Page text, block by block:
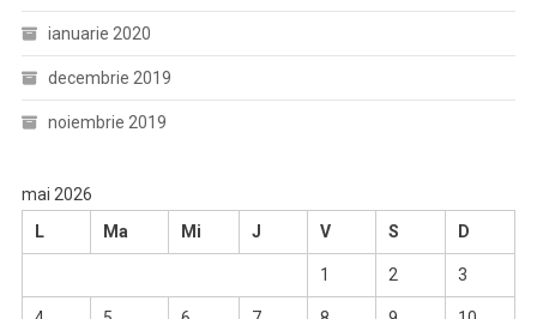
ianuarie 2020
decembrie 2019
noiembrie 2019
mai 2026
L
Ma Mi J V S D
1 2 3